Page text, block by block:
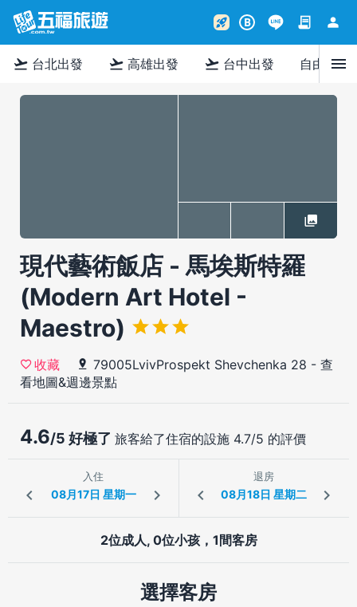
rocket_launch B contract person
flight_takeoff 台北出發 flight_takeoff 高雄出發 flight_takeoff 台中出發 自由行menu
現代藝術飯店 - 馬埃斯特羅
(Modern Art Hotel -
Maestro)
收藏 79005LvivProspekt Shevchenka 28 - 查
看地圖&週邊景點
4.6/5 好極了 旅客給了住宿的設施 4.7/5 的評價
入住 退房
2位成人, 0位小孩，1間客房
選擇客房